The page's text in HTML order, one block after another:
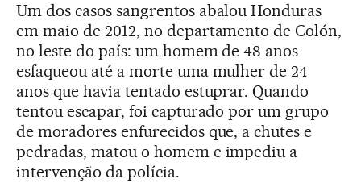
Um dos casos sangrentos abalou Honduras
em maio de 2012, no departamento de Colón,
no leste do país: um homem de 48 anos
esfaqueou até a morte uma mulher de 24
anos que havia tentado estuprar. Quando
tentou escapar, foi capturado por um grupo
de moradores enfurecidos que, a chutes e
pedradas, matou o homem e impediu a
intervenção da polícia.